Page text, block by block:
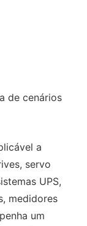
de cenários
a
servo
UPS,
medidores
um